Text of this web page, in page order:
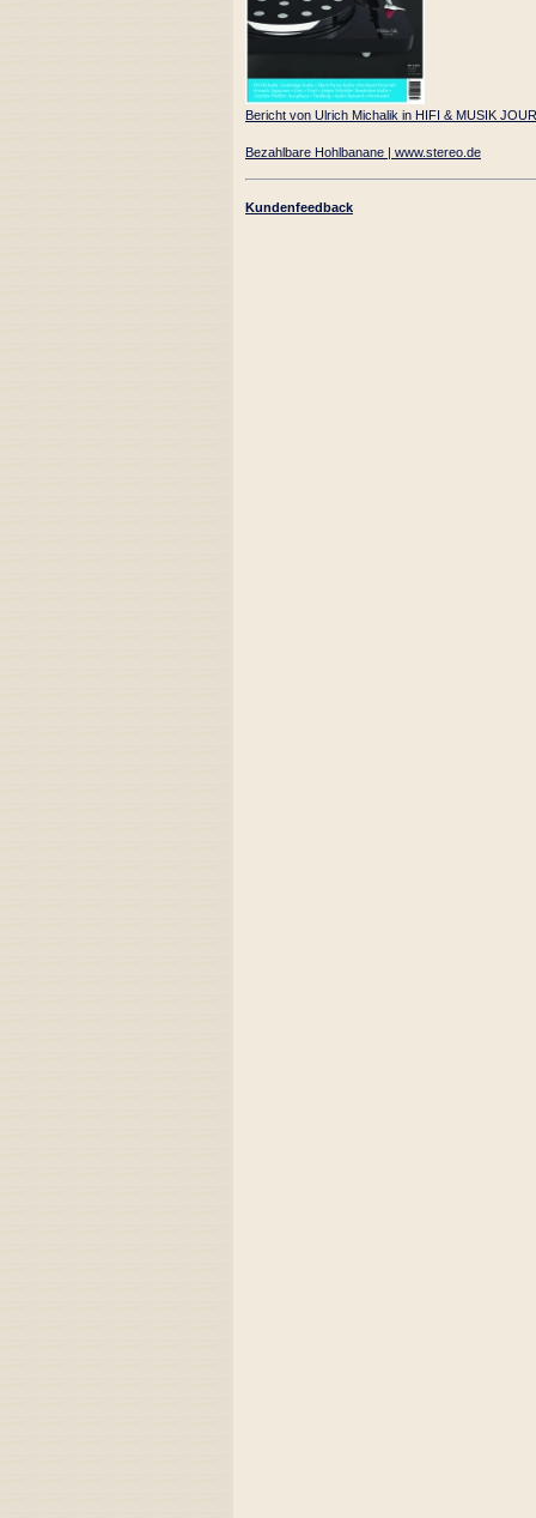
Bericht von Ulrich Michalik in HIFI & MUSIK
Bezahlbare Hohlbanane | www.stereo.de
Kundenfeedback